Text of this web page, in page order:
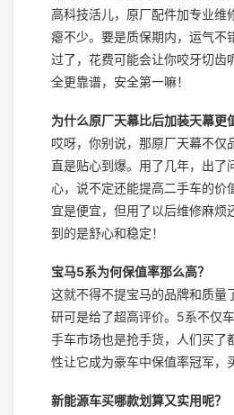
高科技活儿，原厂配件加专业维
瘪不少。要是质保期内，运气不
过了，花费可能会让你咬牙切齿
全更靠谱，安全第一嘛！
为什么原厂天幕比后加装天幕更
哎呀，你别说，那原厂天幕不仅
直是贴心到爆。用了几年，出了
心，说不定还能提高二手车的价
宜是便宜，但用了以后维修麻烦
到的是舒心和稳定！
宝马5系为何保值率那么高？
这就不得不提宝马的品牌和质量
研可是给了超高评价。5系不仅
手车市场也是抢手货，人们买了
性让它成为豪车中保值率冠军，
新能源车买哪款划算又实用呢？